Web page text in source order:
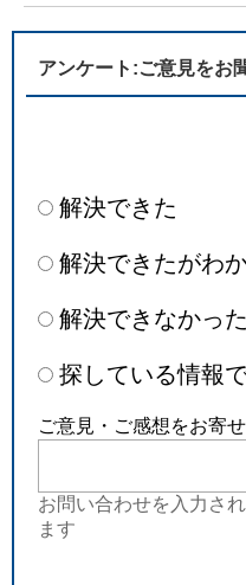
アンケート:ご意見をお
解決できた
解決できたがわ
解決できなかった
探している情報
ご意見・ご感想をお寄
お問い合わせを入力さ
ます